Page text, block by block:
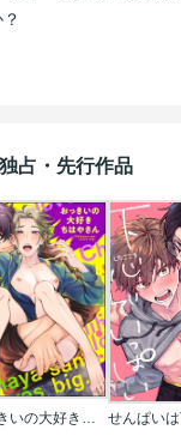
占・先行作品